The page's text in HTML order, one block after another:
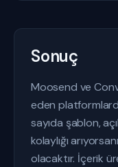
Sonuç
Moosend ve
eden
sayıda şablon,
kolaylığı
olacaktır. İçerik